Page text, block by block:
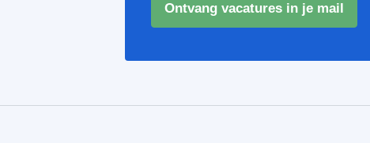
Ontvang vacatures in je mail